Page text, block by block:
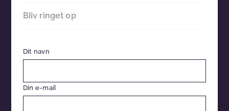
Bliv ringet op
Dit navn
Din e-mail